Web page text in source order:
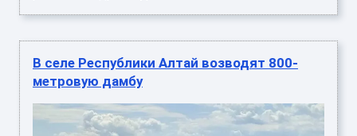
В селе Республики Алтай возводят 800-
метровую дамбу